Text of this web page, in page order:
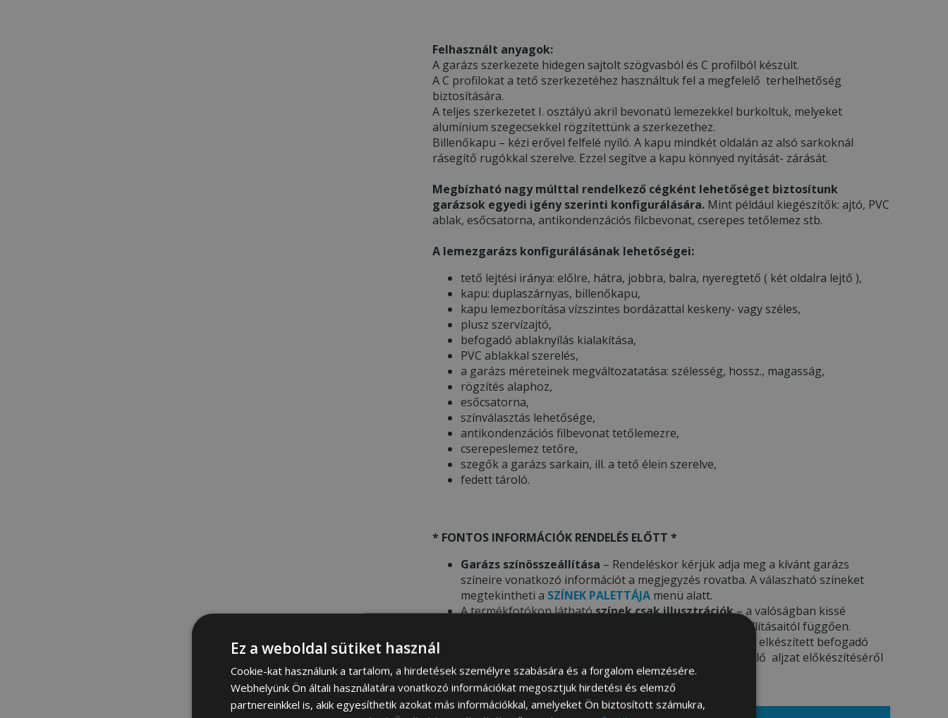
Felhasznált anyagok:
A garázs szerkezete hidegen sajtolt szögvasból és C profilból készült.
A C profilokat a tető szerkezetéhez használtuk fel a megfelelő terhelhetőség
biztosítására.
A teljes szerkezetet I. osztályú akril bevonatú lemezekkel burkoltuk, melyeket
alumínium szegecsekkel rögzítettünk a szerkezethez.
Billenőkapu – kézi erővel felfelé nyíló. A kapu mindkét oldalán az alsó sarkoknál
rásegítő rugókkal szerelve. Ezzel segítve a kapu könnyed nyitását- zárását.
Megbízható nagy múlttal rendelkező cégként lehetőséget biztosítunk
garázsok egyedi igény szerinti konfigurálására. Mint például kiegészítők: ajtó, PVC
ablak, esőcsatorna, antikondenzációs filcbevonat, cserepes tetőlemez stb.
A lemezgarázs konfigurálásának lehetőségei:
tető lejtési iránya: előlre, hátra, jobbra, balra, nyeregtető ( két oldalra lejtő ),
kapu: duplaszárnyas, billenőkapu,
kapu lemezborítása vízszintes bordázattal keskeny- vagy széles,
plusz szervízajtó,
befogadó ablaknyílás kialakítása,
PVC ablakkal szerelés,
a garázs méreteinek megváltozatatása: szélesség, hossz., magasság,
rögzítés alaphoz,
esőcsatorna,
színválasztás lehetősége,
antikondenzációs filbevonat tetőlemezre,
cserepeslemez tetőre,
szegők a garázs sarkain, ill. a tető élein szerelve,
fedett tároló.
* FONTOS INFORMÁCIÓK RENDELÉS ELŐTT *
Garázs színösszeállítása – Rendeléskor kérjük adja meg a kívánt garázs
színeire vonatkozó információt a megjegyzés rovatba. A válaszható színeket
megtekintheti a SZÍNEK PALETTÁJA menü alatt.
A termékfotókon láthatószínek csak illusztrációk– a valóságban kissé
eltérhetnek a mobil eszköz / számítógép képernyő beállításaitól függően.
kínál az előre elkészített befogadó
aljaztra. Részleteket és további információkat a megfelelő aljzat előkészítéséről
azALAP ELŐKÉSZÍTÉSEmenü alatt tájékozódhat.
Ez a weboldal sütiket használ
Cookie-kat használunk a tartalom, a hirdetések személyre szabására és a forgalom elemzésére.
Webhelyünk Ön általi használatára vonatkozó információkat megosztjuk hirdetési és elemző
partnereinkkel is, akik egyesíthetik azokat más információkkal, amelyeket Ön biztosított számukra,